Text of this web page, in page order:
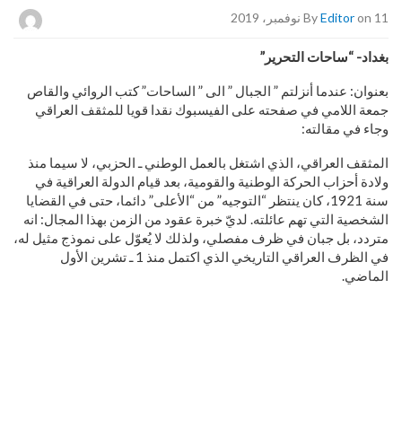
ByEditoron 11 نوفمبر، 2019
بغداد- “ساحات التحرير”
بعنوان: عندما أنزلتم ” الجبال ” الى ” الساحات” كتب الروائي والقاص
جمعة اللامي في صفحته على الفيسبوك نقدا قويا للمثقف العراقي
وجاء في مقالته:
المثقف العراقي، الذي اشتغل بالعمل الوطني ـ الحزبي، لا سيما منذ
ولادة أحزاب الحركة الوطنية والقومية، بعد قيام الدولة العراقية في
سنة 1921، كان ينتظر “التوجيه” من “الأعلى” دائما، حتى في القضايا
الشخصية التي تهم عائلته. لديّ خبرة عقود من الزمن بهذا المجال: انه
متردد، بل جبان في ظرف مفصلي، ولذلك لا يُعوّل على نموذج مثيل له،
في الظرف العراقي التاريخي الذي اكتمل منذ 1 ـ تشرين الأول
الماضي.